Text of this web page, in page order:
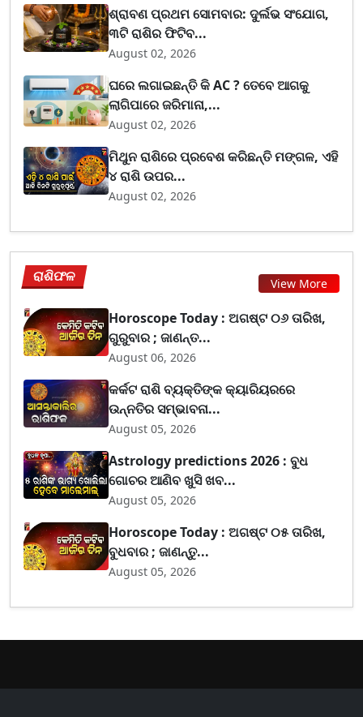
ଶ୍ରାବଣ ପ୍ରଥମ ସୋମବାର: ଦୁର୍ଲଭ ସଂଯୋଗ,
୩ଟି ରାଶିର ଫିଟିବ...
August 02, 2026
ଘରେ ଲଗାଇଛନ୍ତି କି AC ? ତେବେ ଆଗକୁ
ଲାଗିପାରେ ଜରିମାନା,...
August 02, 2026
ମିଥୁନ ରାଶିରେ ପ୍ରବେଶ କରିଛନ୍ତି ମଙ୍ଗଳ, ଏହି
୪ ରାଶି ଉପର...
August 02, 2026
ରାଶିଫଳ View More
Horoscope Today : ଅଗଷ୍ଟ ୦୬ ତାରିଖ,
ଗୁରୁବାର ; ଜାଣନ୍ତ...
August 06, 2026
କର୍କଟ ରାଶି ବ୍ୟକ୍ତିଙ୍କ କ୍ୟାରିୟରରେ
ଉନ୍ନତିର ସମ୍ଭାବନା...
August 05, 2026
Astrology predictions 2026 : ବୁଧ
ଗୋଚର ଆଣିବ ଖୁସି ଖବ...
August 05, 2026
Horoscope Today : ଅଗଷ୍ଟ ୦୫ ତାରିଖ,
ବୁଧବାର ; ଜାଣନ୍ତୁ...
August 05, 2026